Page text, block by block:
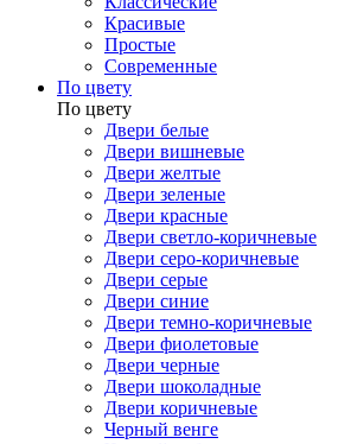
Красивые
Простые
Современные
По цвету
По цвету
Двери белые
Двери вишневые
Двери желтые
Двери зеленые
Двери красные
Двери светло-коричневые
Двери серо-коричневые
Двери серые
Двери синие
Двери темно-коричневые
Двери фиолетовые
Двери черные
Двери шоколадные
Двери коричневые
Черный венге